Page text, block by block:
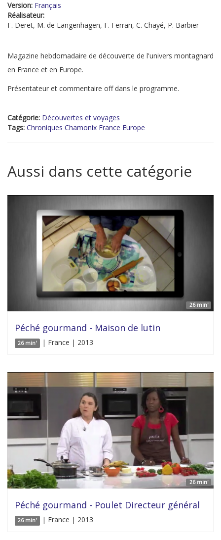
Version: Français
Réalisateur:
F. Deret, M. de Langenhagen, F. Ferrari, C. Chayé, P. Barbier
Magazine hebdomadaire de découverte de l'univers montagnard
en France et en Europe.
Présentateur et commentaire off dans le programme.
Catégorie: Découvertes et voyages
Tags: Chroniques Chamonix France Europe
Aussi dans cette catégorie
26 min'
Péché gourmand - Maison de lutin
26 min' | France | 2013
26 min'
Péché gourmand - Poulet Directeur général
26 min' | France | 2013